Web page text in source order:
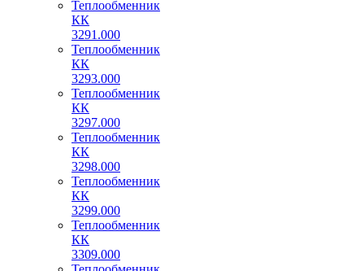
Теплообменник
КК
3291.000
Теплообменник
КК
3293.000
Теплообменник
КК
3297.000
Теплообменник
КК
3298.000
Теплообменник
КК
3299.000
Теплообменник
КК
3309.000